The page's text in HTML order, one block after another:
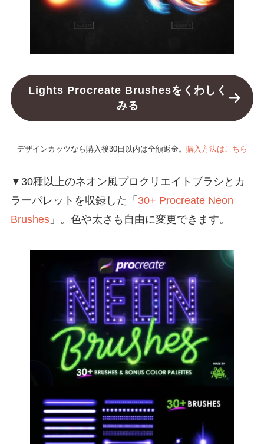
Lights Procreate Brushesをくわしく
みる
デザインカッツなら購入後30日以内は全額返金。 購入方法はこちら
▼30種以上のネオン風プロクリエイトブラシとカ
ラーパレットを収録した「 30+ Procreate Neon
Brushes」。色や太さも自由に変更できます。